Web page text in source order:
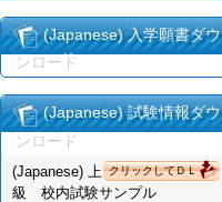
(Japanese) 入学願書ダウ
ンロード
(Japanese) 試験情報ダウ
ンロード
クリックしてＤＬ
(Japanese) 上
級 校内試験サンプル